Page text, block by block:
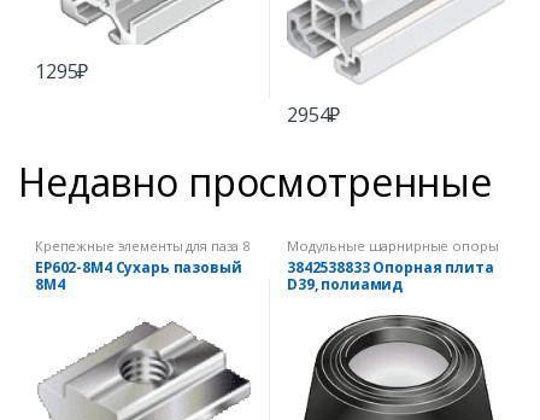
1295₽
2954₽
Недавно просмотренные
Крепежные элементы для паза 8
мм
EP602-8M4 Сухарь пазовый
8М4
Модульные шарнирные опоры
3842538833 Опорная плита
D39, полиамид